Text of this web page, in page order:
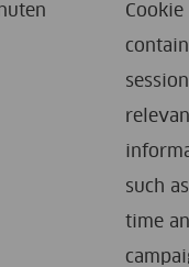
Cookie
session
such
time